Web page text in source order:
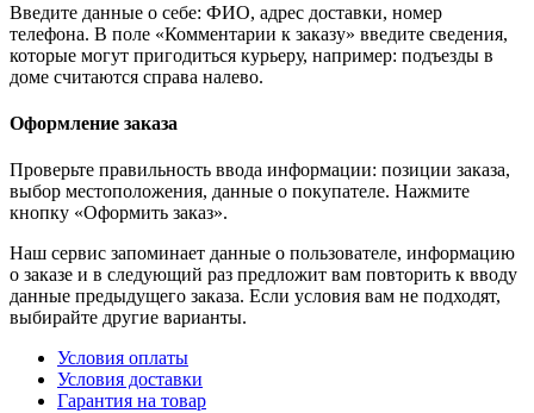
Введите данные о себе: ФИО, адрес доставки, номер
телефона. В поле «Комментарии к заказу» введите сведения,
которые могут пригодиться курьеру, например: подъезды в
доме считаются справа налево.
Оформление заказа
Проверьте правильность ввода информации: позиции заказа,
выбор местоположения, данные о покупателе. Нажмите
кнопку «Оформить заказ».
Наш сервис запоминает данные о пользователе, информацию
о заказе и в следующий раз предложит вам повторить к вводу
данные предыдущего заказа. Если условия вам не подходят,
выбирайте другие варианты.
Условия оплаты
Условия доставки
Гарантия на товар